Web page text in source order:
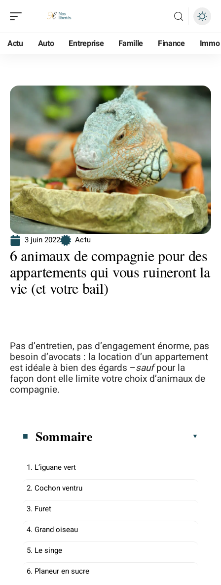
Actu Auto Entreprise Famille Finance Immo
3 juin 2022 Actu
6 animaux de compagnie pour des
appartements qui vous ruineront la
vie (et votre bail)
Pas d’entretien, pas d’engagement énorme, pas
besoin d’avocats : la location d’un appartement
est idéale à bien des égards –saufpour la
façon dont elle limite votre choix d’animaux de
compagnie.
Sommaire
1. L’iguane vert
2. Cochon ventru
3. Furet
4. Grand oiseau
5. Le singe
6. Planeur en sucre